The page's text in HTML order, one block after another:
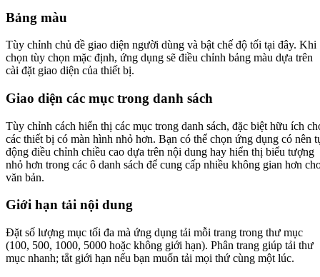
Bảng màu
Tùy chỉnh chủ đề giao diện người dùng và bật chế độ tối tại đây. Khi
chọn tùy chọn mặc định, ứng dụng sẽ điều chỉnh bảng màu dựa trên
cài đặt giao diện của thiết bị.
Giao diện các mục trong danh sách
Tùy chỉnh cách hiển thị các mục trong danh sách, đặc biệt hữu ích
các thiết bị có màn hình nhỏ hơn. Bạn có thể chọn ứng dụng có nên
động điều chỉnh chiều cao dựa trên nội dung hay hiển thị biểu tượng
nhỏ hơn trong các ô danh sách để cung cấp nhiều không gian hơn
văn bản.
Giới hạn tải nội dung
Đặt số lượng mục tối đa mà ứng dụng tải mỗi trang trong thư mục
(100, 500, 1000, 5000 hoặc không giới hạn). Phân trang giúp tải thư
mục nhanh; tắt giới hạn nếu bạn muốn tải mọi thứ cùng một lúc.